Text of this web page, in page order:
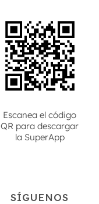
Escanea el código
QR para descargar
la SuperApp
SÍGUENOS